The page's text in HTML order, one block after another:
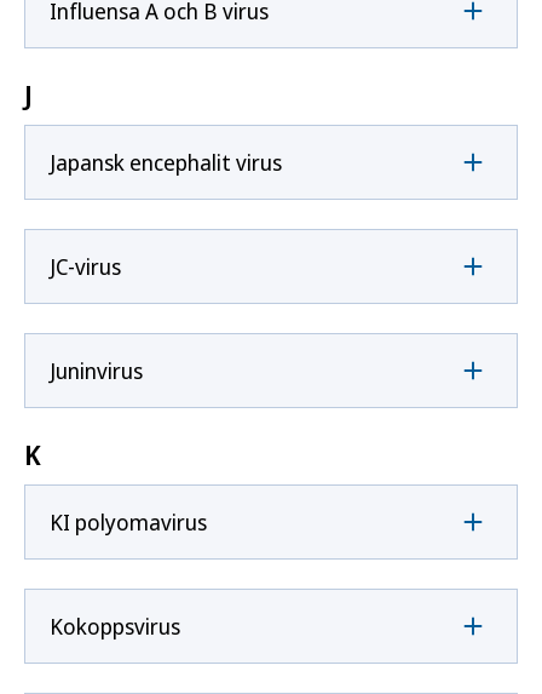
Influensa A och B virus
J
Japansk encephalit virus
JC-virus
Juninvirus
K
KI polyomavirus
Kokoppsvirus